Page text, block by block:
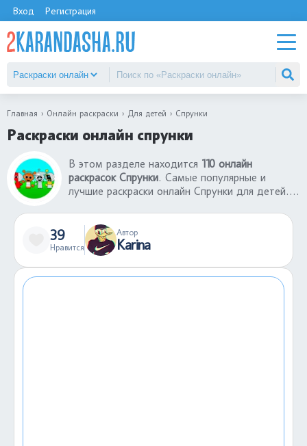
Вход Регистрация
Главная Онлайн раскраски Для детей Спрунки
Раскраски онлайн спрунки
В этом разделе находится 110 онлайн
раскрасок Спрунки. Самые популярные и
лучшие раскраски онлайн Спрунки для детей.
Для такой онлайн игры требуется только
фантазия и время. В раскраски онлайн Спрунки
можно играть на телефон или компьютере.
Если случайно залили не тем цветом кусочек
картинки, всегда можно отменить действие.
39
Нравится
Автор
Karina